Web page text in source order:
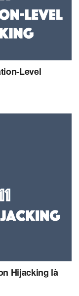
Level
Hijacking là